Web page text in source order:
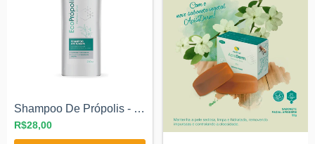
Shampoo De Própolis - Ecoprópolis - Apis...
R$28,00